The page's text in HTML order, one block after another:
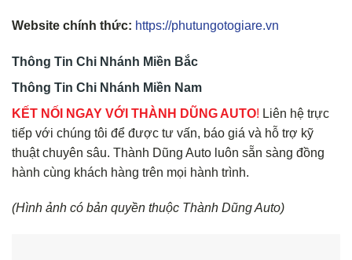
Website chính thức: https://phutungotogiare.vn
Thông Tin Chi Nhánh Miền Bắc
Thông Tin Chi Nhánh Miền Nam
KẾT NỐI NGAY VỚI THÀNH DŨNG AUTO! Liên hệ trực
tiếp với chúng tôi để được tư vấn, báo giá và hỗ trợ kỹ
thuật chuyên sâu. Thành Dũng Auto luôn sẵn sàng đồng
hành cùng khách hàng trên mọi hành trình.
(Hình ảnh có bản quyền thuộc Thành Dũng Auto)